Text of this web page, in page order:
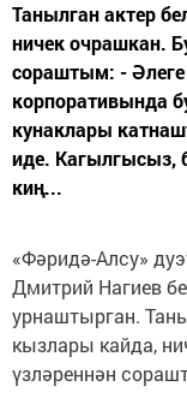
Танылган актер
ничек очрашкан.
сораштым: - Әлеге
корпоративында
кунаклары
иде. Кагылгысыз,
киң...
«Фәридә-Алсу»
Дмитрий Нагиев
урнаштырган.
кызлары кайда,
үзләреннән